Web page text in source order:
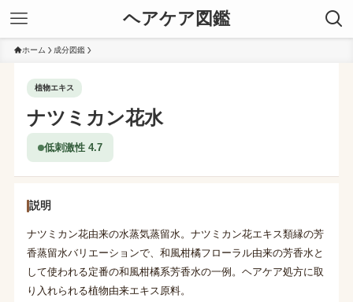
ヘアケア図鑑
ホーム 成分図鑑
植物エキス
ナツミカン花水
低刺激性 4.7
説明
ナツミカン花由来の水蒸気蒸留水。ナツミカン花エキス類縁の芳
香蒸留水バリエーションで、和風柑橘フローラル由来の芳香水と
して使われる定番の和風柑橘系芳香水の一例。ヘアケア処方に取
り入れられる植物由来エキス原料。